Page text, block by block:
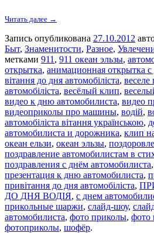
Читать далее →
Запись опубликована 27.10.2012
Быт, Знаменитости, Разное,
метками 911 , 911 океан эльзы,
открытка, анимационная открытка
вітання до дня автомобіліста, веселе
автомобіліста, весёлый клип,
видео к дню автомобилиста, видео
видеоприколы про машины, водій,
автомобіліста вітання українською,
автомобилиста и дорожника, клип
океан ельзи, океан эльзы,
поздравление автомобилистам в
поздравления с днём автомобилиста,
презентация к дню автомобилиста,
привітання до дня автомобіліста,
ДО ДНЯ ВОДІЯ, с днем
прикольные шаржи, слайд-шоу,
автомобилиста, фото приколы, фото
фотоприколы, шофёр.